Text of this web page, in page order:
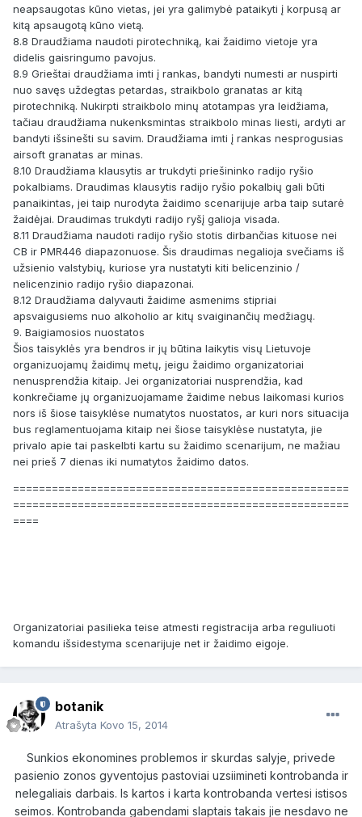
neapsaugotas kūno vietas, jei yra galimybė pataikyti į korpusą ar
kitą apsaugotą kūno vietą.
8.8 Draudžiama naudoti pirotechniką, kai žaidimo vietoje yra
didelis gaisringumo pavojus.
8.9 Grieštai draudžiama imti į rankas, bandyti numesti ar nuspirti
nuo savęs uždegtas petardas, straikbolo granatas ar kitą
pirotechniką. Nukirpti straikbolo minų atotampas yra leidžiama,
tačiau draudžiama nukenksmintas straikbolo minas liesti, ardyti ar
bandyti išsinešti su savim. Draudžiama imti į rankas nesprogusias
airsoft granatas ar minas.
8.10 Draudžiama klausytis ar trukdyti priešininko radijo ryšio
pokalbiams. Draudimas klausytis radijo ryšio pokalbių gali būti
panaikintas, jei taip nurodyta žaidimo scenarijuje arba taip sutarė
žaidėjai. Draudimas trukdyti radijo ryšį galioja visada.
8.11 Draudžiama naudoti radijo ryšio stotis dirbančias kituose nei
CB ir PMR446 diapazonuose. Šis draudimas negalioja svečiams iš
užsienio valstybių, kuriose yra nustatyti kiti belicenzinio /
nelicenzinio radijo ryšio diapazonai.
8.12 Draudžiama dalyvauti žaidime asmenims stipriai
apsvaigusiems nuo alkoholio ar kitų svaiginančių medžiagų.
9. Baigiamosios nuostatos
Šios taisyklės yra bendros ir jų būtina laikytis visų Lietuvoje
organizuojamų žaidimų metų, jeigu žaidimo organizatoriai
nenusprendžia kitaip. Jei organizatoriai nusprendžia, kad
konkrečiame jų organizuojamame žaidime nebus laikomasi kurios
nors iš šiose taisyklėse numatytos nuostatos, ar kuri nors situacija
bus reglamentuojama kitaip nei šiose taisyklėse nustatyta, jie
privalo apie tai paskelbti kartu su žaidimo scenarijum, ne mažiau
nei prieš 7 dienas iki numatytos žaidimo datos.
====================================================
====================================================
====
Organizatoriai pasilieka teise atmesti registracija arba reguliuoti
komandu išsidestyma scenarijuje net ir žaidimo eigoje.
botanik
Atrašyta Kovo 15, 2014
Sunkios ekonomines problemos ir skurdas salyje, privede
pasienio zonos gyventojus pastoviai uzsiimineti kontrobanda ir
nelegaliais darbais. Is kartos i karta kontrobanda vertesi istisos
seimos. Kontrobanda gabendami slaptais takais jie nesdavo ne